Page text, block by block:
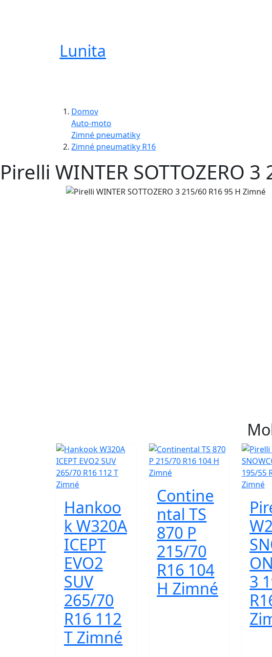
Lunita
Domov
Auto-moto
Zimné pneumatiky
Zimné pneumatiky R16
Pirelli WINTER SOTTOZERO
Hankoo
k W320A
ICEPT
EVO2
SUV
265/70
R16 112
T Zimné
Contine
ntal TS
870 P
215/70
R16 104
H Zimné
3